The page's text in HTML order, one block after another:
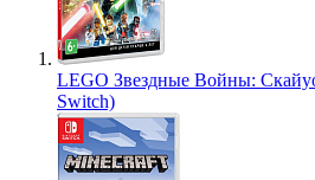
LEGO Звездные Войны:
Switch)